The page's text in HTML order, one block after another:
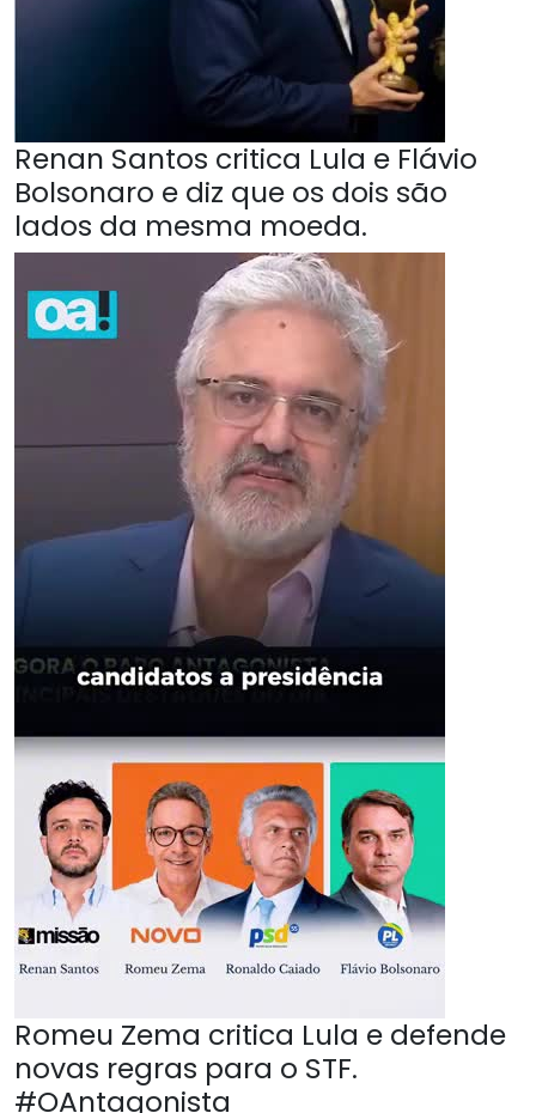
Renan Santos critica Lula e Flávio
Bolsonaro e diz que os dois são
lados da mesma moeda.
Romeu Zema critica Lula e defende
novas regras para o STF.
#OAntagonista